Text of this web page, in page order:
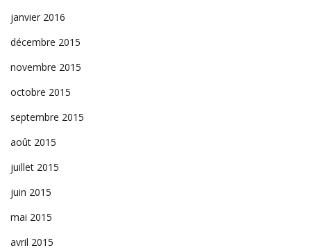
janvier 2016
décembre 2015
novembre 2015
octobre 2015
septembre 2015
août 2015
juillet 2015
juin 2015
mai 2015
avril 2015